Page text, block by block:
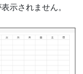
示されません。